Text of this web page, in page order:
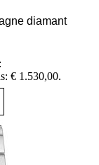
diamant
€ 1.530,00.